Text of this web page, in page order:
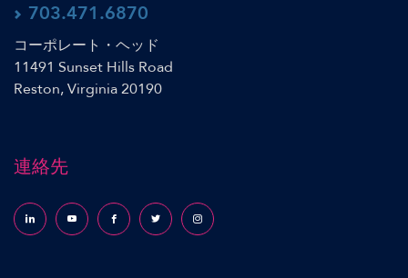
703.471.6870
コーポレート・ヘッド
11491 Sunset Hills Road
Reston, Virginia 20190
連絡先
Follow us on LinkedInFollow us on YouTubeFollow us on Facebook
Follow us on X (formerly Twitter)
Follow us on Instagram